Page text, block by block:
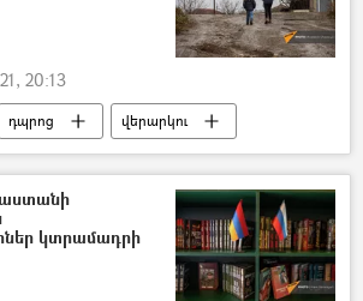
20:13
դպրոց
վերարկու
կտրամադրի